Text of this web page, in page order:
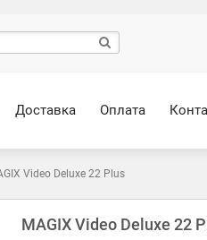
Доставка Оплата
Video Deluxe 22 Plus
MAGIX Video Deluxe 22